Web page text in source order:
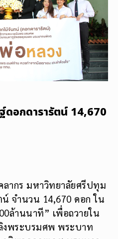
ดอกดารารัตน์ 14,670
ากร มหาวิทยาลัยศรีปทุม
จำนวน 14,670 ดอก ใน
ล้านนาที” เพื่อถวายใน
งพระบรมศพ พระบาท